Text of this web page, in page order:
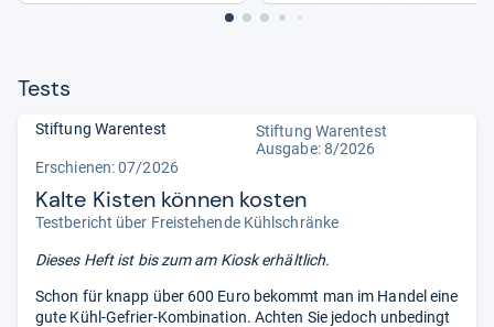
Tests
Stiftung Warentest
Stiftung Warentest
Ausgabe: 8/2026
Erschienen:07/2026
Kalte Kisten können kosten
Testbericht über Freistehende Kühlschränke
Dieses Heft ist bis zumam Kiosk erhältlich.
Schon für knapp über 600 Euro bekommt man im Handel eine
gute Kühl-Gefrier-Kombination. Achten Sie jedoch unbedingt